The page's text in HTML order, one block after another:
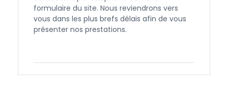
formulaire du site. Nous reviendrons vers
vous dans les plus brefs délais afin de vous
présenter nos prestations.